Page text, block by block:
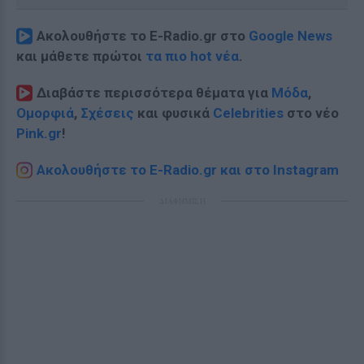
Ακολουθήστε το E-Radio.gr στο Google News
και μάθετε πρώτοι τα πιο hot νέα.
Διαβάστε περισσότερα θέματα για Μόδα,
Ομορφιά, Σχέσεις και φυσικά Celebrities στο νέο
Pink.gr!
Ακολουθήστε το E-Radio.gr και στο Instagram